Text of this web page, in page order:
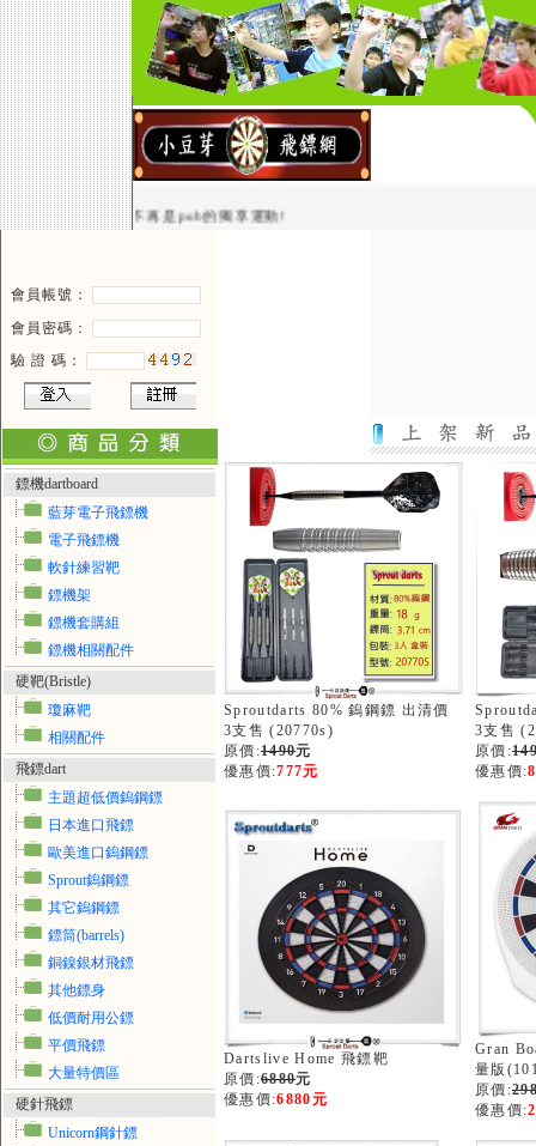
讓飛鏢不再是pub的獨享運動!
會員帳號：
會員密碼：
驗 證 碼：
鏢機dartboard
藍芽電子飛鏢機
電子飛鏢機
軟針練習靶
鏢機架
鏢機套購組
鏢機相關配件
硬靶(Bristle)
瓊麻靶
相關配件
飛鏢dart
主題超低價鎢鋼鏢
日本進口飛鏢
歐美進口鎢鋼鏢
Sprout鎢鋼鏢
其它鎢鋼鏢
鏢筒(barrels)
銅鎳銀材飛鏢
其他鏢身
低價耐用公鏢
平價飛鏢
大量特價區
硬針飛鏢
Unicorn鋼針鏢
Sproutdarts 80% 鎢鋼鏢 出清價
3支售 (20770s)
原價:1490元
優惠價:777元
3支售
原價:
優惠價:
Dartslive Home 飛鏢靶
原價:6880元
優惠價:6880元
Gran
量版
原價:
優惠價: